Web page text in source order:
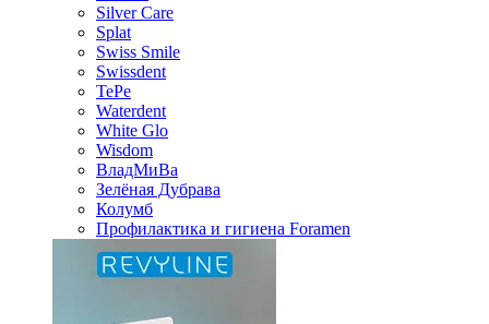
Silver Care
Splat
Swiss Smile
Swissdent
TePe
Waterdent
White Glo
Wisdom
ВладМиВа
Зелёная Дубрава
Колумб
Профилактика и гигиена Foramen